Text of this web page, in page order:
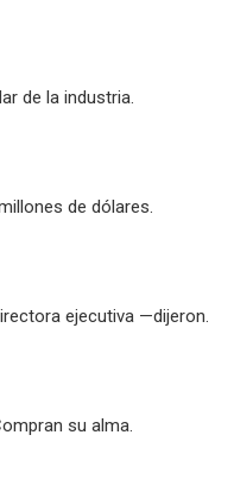
de la industria.
de dólares.
ejecutiva —dijeron.
su alma.